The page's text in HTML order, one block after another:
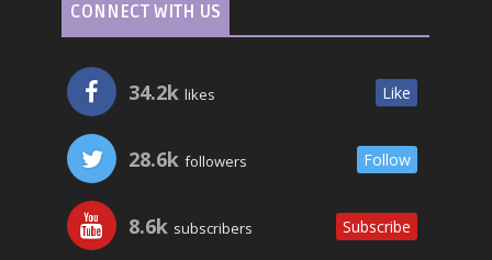
CONNECT WITH US
34.2k likes Like
28.6k followers Follow
8.6k subscribers Subscribe